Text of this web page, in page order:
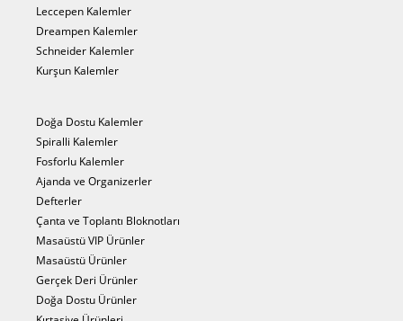
Leccepen Kalemler
Dreampen Kalemler
Schneider Kalemler
Kurşun Kalemler
Doğa Dostu Kalemler
Spiralli Kalemler
Fosforlu Kalemler
Ajanda ve Organizerler
Defterler
Çanta ve Toplantı Bloknotları
Masaüstü VIP Ürünler
Masaüstü Ürünler
Gerçek Deri Ürünler
Doğa Dostu Ürünler